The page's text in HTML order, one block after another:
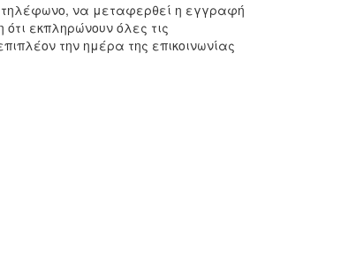
να μεταφερθεί η εγγραφή
εκπληρώνουν όλες τις
την ημέρα της επικοινωνίας